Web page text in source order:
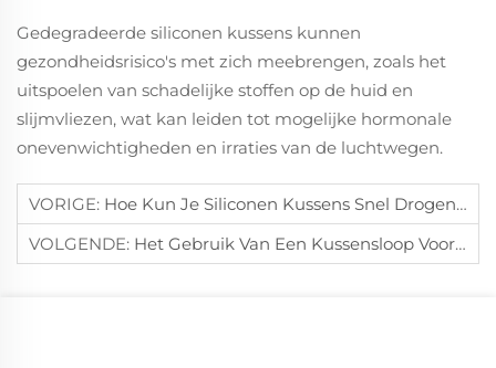
Gedegradeerde siliconen kussens kunnen
gezondheidsrisico's met zich meebrengen, zoals het
uitspoelen van schadelijke stoffen op de huid en
slijmvliezen, wat kan leiden tot mogelijke hormonale
onevenwichtigheden en irraties van de luchtwegen.
VORIGE: Hoe Kun Je Siliconen Kussens Snel Drogen Na Het Schoonmaken?
VOLGENDE: Het Gebruik Van Een Kussensloop Voorkomt Vlekken En Huisstofmijt Op Kussens.